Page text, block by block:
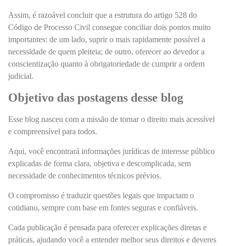
Assim, é razoável concluir que a estrutura do artigo 528 do
Código de Processo Civil consegue conciliar dois pontos muito
importantes: de um lado, suprir o mais rapidamente possível a
necessidade de quem pleiteia; de outro, oferecer ao devedor a
conscientização quanto à obrigatoriedade de cumprir a ordem
judicial.
Objetivo das postagens desse blog
Esse blog nasceu com a missão de tornar o direito mais acessível
e compreensível para todos.
Aqui, você encontrará informações jurídicas de interesse público
explicadas de forma clara, objetiva e descomplicada, sem
necessidade de conhecimentos técnicos prévios.
O compromisso é traduzir questões legais que impactam o
cotidiano, sempre com base em fontes seguras e confiáveis.
Cada publicação é pensada para oferecer explicações diretas e
práticas, ajudando você a entender melhor seus direitos e deveres